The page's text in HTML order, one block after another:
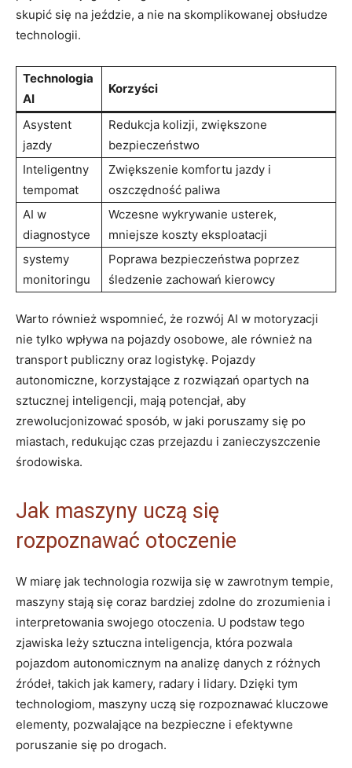
skupić się na jeździe, a⁤ nie na skomplikowanej obsłudze
technologii.
Technologia
AI
Korzyści
Asystent⁣
jazdy
Redukcja kolizji,⁤ zwiększone
bezpieczeństwo
Inteligentny
tempomat
Zwiększenie komfortu jazdy i‌
oszczędność paliwa
AI ⁣w
diagnostyce
Wczesne wykrywanie ⁢usterek,
⁣mniejsze koszty eksploatacji
systemy⁤
monitoringu
Poprawa bezpieczeństwa poprzez
śledzenie zachowań kierowcy
Warto ⁢również wspomnieć, że rozwój⁢ AI ‌w motoryzacji
nie tylko wpływa⁣ na pojazdy osobowe, ale⁤ również⁤ na
transport publiczny oraz ⁣logistykę. Pojazdy
autonomiczne, ‌korzystające z ⁢rozwiązań opartych ⁤na
‌sztucznej inteligencji, mają⁢ potencjał, ‍aby‍
zrewolucjonizować sposób, ‍w⁢ jaki poruszamy ⁣się po‌
miastach,​ redukując czas przejazdu i ‍zanieczyszczenie
środowiska.
Jak maszyny uczą się
rozpoznawać​ otoczenie
W miarę jak technologia rozwija się w ‍zawrotnym ⁢tempie,
maszyny stają się ⁤coraz​ bardziej⁤ zdolne do zrozumienia i
interpretowania⁣ swojego otoczenia.⁤ U podstaw ‌tego
‍zjawiska leży sztuczna inteligencja, która pozwala
pojazdom autonomicznym na ‌analizę ​danych z różnych
źródeł, takich jak kamery, radary⁣ i lidary. Dzięki tym
technologiom, maszyny uczą‍ się rozpoznawać kluczowe
elementy, ⁤pozwalające na bezpieczne i ‍efektywne
poruszanie się ⁣po drogach.